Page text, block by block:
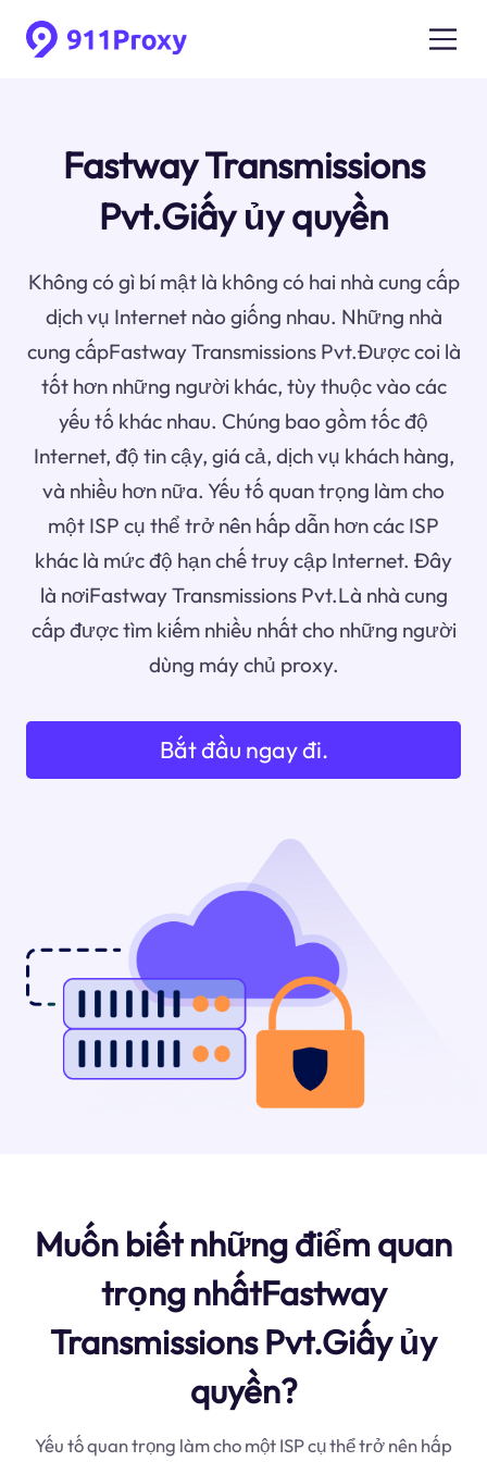
Fastway Transmissions
Pvt.Giấy ủy quyền
Không có gì bí mật là không có hai nhà cung cấp
dịch vụ Internet nào giống nhau. Những nhà
cung cấpFastway Transmissions Pvt.Được coi là
tốt hơn những người khác, tùy thuộc vào các
yếu tố khác nhau. Chúng bao gồm tốc độ
Internet, độ tin cậy, giá cả, dịch vụ khách hàng,
và nhiều hơn nữa. Yếu tố quan trọng làm cho
một ISP cụ thể trở nên hấp dẫn hơn các ISP
khác là mức độ hạn chế truy cập Internet. Đây
là nơiFastway Transmissions Pvt.Là nhà cung
cấp được tìm kiếm nhiều nhất cho những người
dùng máy chủ proxy.
Bắt đầu ngay đi.
Muốn biết những điểm quan
trọng nhấtFastway
Transmissions Pvt.Giấy ủy
quyền?
Yếu tố quan trọng làm cho một ISP cụ thể trở nên hấp